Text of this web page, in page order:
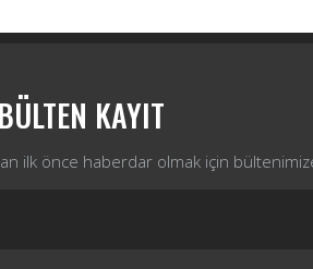
KAYIT
ilk önce haberdar olmak için